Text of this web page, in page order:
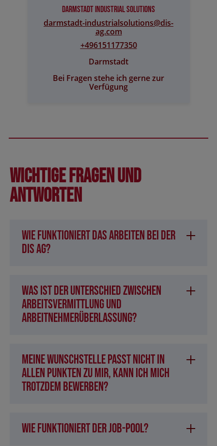
Darmstadt Industrial Solutions
darmstadt-industrialsolutions@​dis-
ag.com
+496151177350
Darmstadt
Bei Fragen stehe ich gerne zur
Verfügung
Wichtige Fragen und
Antworten
Wie funktioniert das Arbeiten bei der
DIS AG?
Was ist der Unterschied zwischen
Arbeitsvermittlung und
Arbeitnehmerüberlassung?
Meine Wunschstelle passt nicht in
allen Punkten zu mir, kann ich mich
trotzdem bewerben?
Wie funktioniert der Job-Pool?